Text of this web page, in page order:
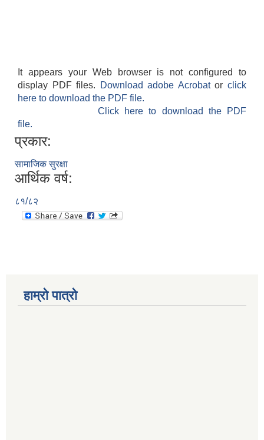
It appears your Web browser is not configured to
display PDF files.
Download adobe Acrobatorclick
here to download the PDF file.
Click here to download the PDF
file.
प्रकार:
सामाजिक सुरक्षा
आर्थिक वर्ष:
८१/८२
हाम्रो पात्रो